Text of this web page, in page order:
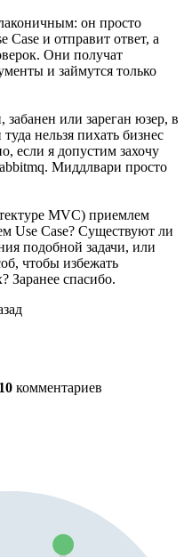
он просто
и отправит ответ, а
Они получат
и займутся только
или зареган юзер, в
нельзя пихать бизнес
если я допустим захочу
Миддлвари просто
MVC) приемлем
Use Case? Существуют ли
подобной задачи, или
чтобы избежать
Заранее спасибо.
10 комментариев